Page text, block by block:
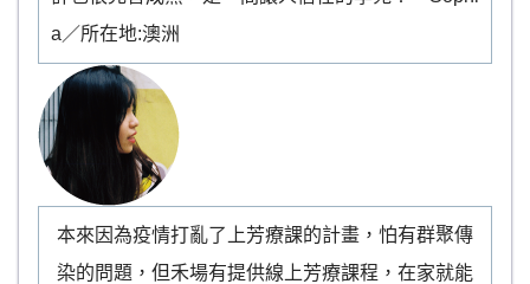
a／所在地:澳洲
本來因為疫情打亂了上芳療課的計畫，怕有群聚傳
染的問題，但禾場有提供線上芳療課程，在家就能